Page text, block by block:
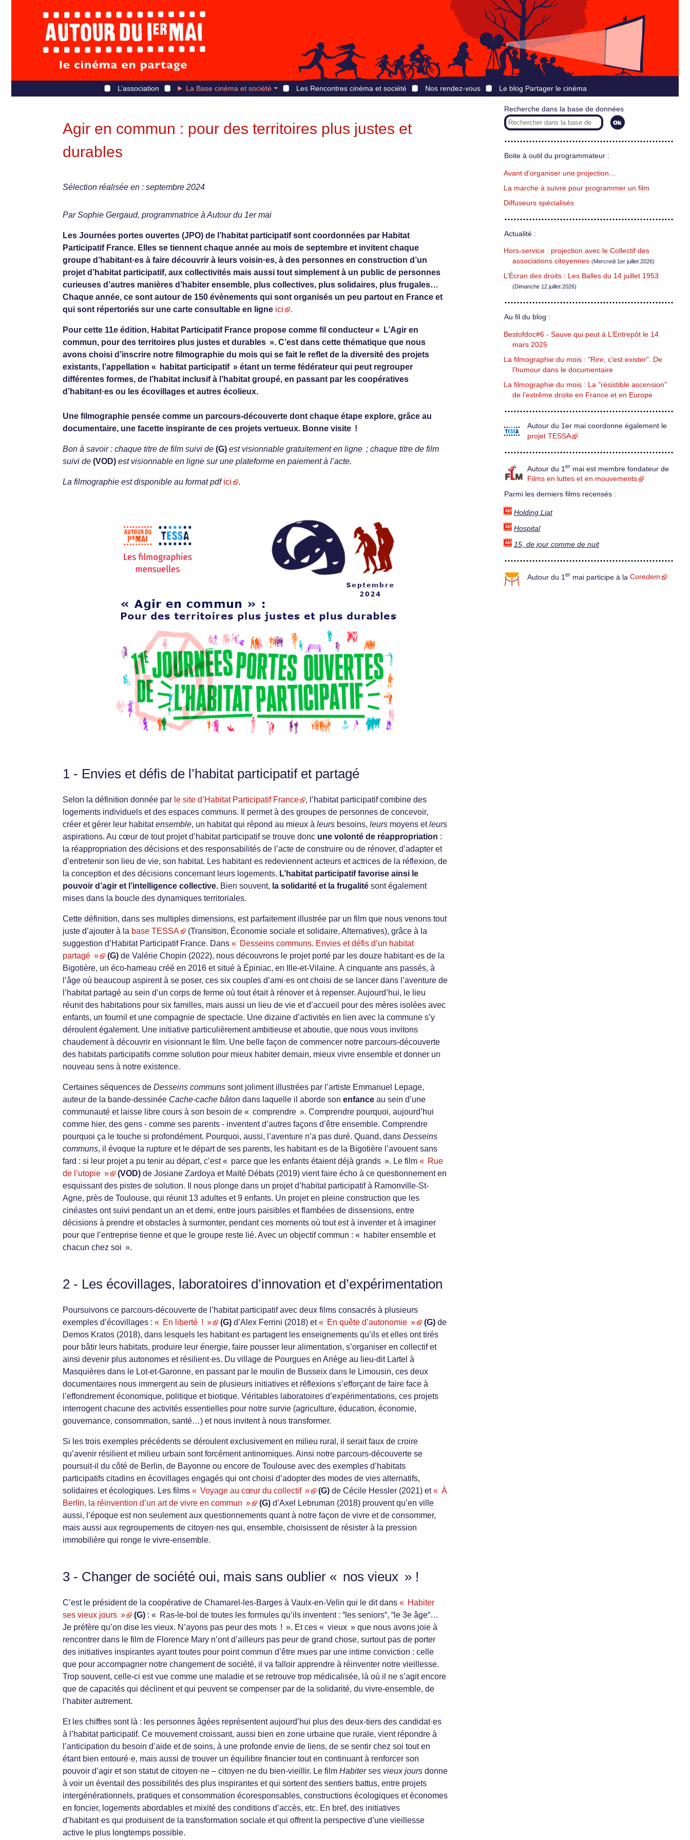
L’association La Base cinéma et société Les Rencontres cinéma et société Nos rendez-vous Le blog Partager le cinéma
Agir en commun : pour des territoires plus justes et
durables
Sélection réalisée en : septembre 2024
Par Sophie Gergaud, programmatrice à Autour du 1er mai
Les Journées portes ouvertes (JPO) de l’habitat participatif sont coordonnées par Habitat
Participatif France. Elles se tiennent chaque année au mois de septembre et invitent chaque
groupe d’habitant·es à faire découvrir à leurs voisin·es, à des personnes en construction d’un
projet d’habitat participatif, aux collectivités mais aussi tout simplement à un public de personnes
curieuses d’autres manières d’habiter ensemble, plus collectives, plus solidaires, plus frugales…
Chaque année, ce sont autour de 150 évènements qui sont organisés un peu partout en France et
qui sont répertoriés sur une carte consultable en ligne ici .
Pour cette 11e édition, Habitat Participatif France propose comme fil conducteur « L’Agir en
commun, pour des territoires plus justes et durables ». C’est dans cette thématique que nous
avons choisi d’inscrire notre filmographie du mois qui se fait le reflet de la diversité des projets
existants, l’appellation « habitat participatif » étant un terme fédérateur qui peut regrouper
différentes formes, de l’habitat inclusif à l’habitat groupé, en passant par les coopératives
d’habitant·es ou les écovillages et autres écolieux.
Une filmographie pensée comme un parcours-découverte dont chaque étape explore, grâce au
documentaire, une facette inspirante de ces projets vertueux. Bonne visite !
Bon à savoir : chaque titre de film suivi de (G) est visionnable gratuitement en ligne ; chaque titre de film
suivi de (VOD) est visionnable en ligne sur une plateforme en paiement à l’acte.
La filmographie est disponible au format pdf ici .
1 - Envies et défis de l’habitat participatif et partagé
Selon la définition donnée par le site d’Habitat Participatif France
, l’habitat participatif combine des
logements individuels et des espaces communs. Il permet à des groupes de personnes de concevoir,
créer et gérer leur habitatensemble, un habitat qui répond au mieux à leurs besoins, leurs moyens etleurs
aspirations. Au cœur de tout projet d’habitat participatif se trouve donc une volonté de réappropriation :
la réappropriation des décisions et des responsabilités de l’acte de construire ou de rénover, d’adapter et
d’entretenir son lieu de vie, son habitat. Les habitant·es redeviennent acteurs et actrices de la réflexion, de
la conception et des décisions concernant leurs logements. L’habitat participatif favorise ainsi le
pouvoir d’agir et l’intelligence collective. Bien souvent, la solidarité et la frugalité sont également
mises dans la boucle des dynamiques territoriales.
Cette définition, dans ses multiples dimensions, est parfaitement illustrée par un film que nous venons tout
juste d’ajouter à la base TESSA
(Transition, Économie sociale et solidaire, Alternatives), grâce à la
suggestion d’Habitat Participatif France. Dans « Desseins communs. Envies et défis d’un habitat
partagé »
(G) de Valérie Chopin (2022), nous découvrons le projet porté par les douze habitant·es de la
Bigotière, un éco-hameau créé en 2016 et situé à Épiniac, en Ille-et-Vilaine. À cinquante ans passés, à
l’âge où beaucoup aspirent à se poser, ces six couples d’ami·es ont choisi de se lancer dans l’aventure de
l’habitat partagé au sein d’un corps de ferme où tout était à rénover et à repenser. Aujourd’hui, le lieu
réunit des habitations pour six familles, mais aussi un lieu de vie et d’accueil pour des mères isolées avec
enfants, un fournil et une compagnie de spectacle. Une dizaine d’activités en lien avec la commune s’y
déroulent également. Une initiative particulièrement ambitieuse et aboutie, que nous vous invitons
chaudement à découvrir en visionnant le film. Une belle façon de commencer notre parcours-découverte
des habitats participatifs comme solution pour mieux habiter demain, mieux vivre ensemble et donner un
nouveau sens à notre existence.
Certaines séquences de Desseins communs sont joliment illustrées par l’artiste Emmanuel Lepage,
auteur de la bande-dessinée Cache-cache bâton dans laquelle il aborde son enfance au sein d’une
communauté et laisse libre cours à son besoin de « comprendre ». Comprendre pourquoi, aujourd’hui
comme hier, des gens - comme ses parents - inventent d’autres façons d’être ensemble. Comprendre
pourquoi ça le touche si profondément. Pourquoi, aussi, l’aventure n’a pas duré. Quand, dans Desseins
communs, il évoque la rupture et le départ de ses parents, les habitant·es de la Bigotière l’avouent sans
fard : si leur projet a pu tenir au départ, c’est « parce que les enfants étaient déjà grands ». Le film « Rue
de l’utopie »
(VOD) de Josiane Zardoya et Maïté Débats (2019) vient faire écho à ce questionnement en
esquissant des pistes de solution. Il nous plonge dans un projet d’habitat participatif à Ramonville-St-
Agne, près de Toulouse, qui réunit 13 adultes et 9 enfants. Un projet en pleine construction que les
cinéastes ont suivi pendant un an et demi, entre jours paisibles et flambées de dissensions, entre
décisions à prendre et obstacles à surmonter, pendant ces moments où tout est à inventer et à imaginer
pour que l’entreprise tienne et que le groupe reste lié. Avec un objectif commun : « habiter ensemble et
chacun chez soi ».
2 - Les écovillages, laboratoires d’innovation et d’expérimentation
Poursuivons ce parcours-découverte de l’habitat participatif avec deux films consacrés à plusieurs
exemples d’écovillages : « En liberté ! » (G) d’Alex Ferrini (2018) et« En quête d’autonomie » (G) de
Demos Kratos (2018), dans lesquels les habitant·es partagent les enseignements qu’ils et elles ont tirés
pour bâtir leurs habitats, produire leur énergie, faire pousser leur alimentation, s’organiser en collectif et
ainsi devenir plus autonomes et résilient·es. Du village de Pourgues en Ariège au lieu-dit Lartel à
Masquières dans le Lot-et-Garonne, en passant par le moulin de Busseix dans le Limousin, ces deux
documentaires nous immergent au sein de plusieurs initiatives et réflexions s’efforçant de faire face à
l’effondrement économique, politique et biotique. Véritables laboratoires d’expérimentations, ces projets
interrogent chacune des activités essentielles pour notre survie (agriculture, éducation, économie,
gouvernance, consommation, santé…) et nous invitent à nous transformer.
Si les trois exemples précédents se déroulent exclusivement en milieu rural, il serait faux de croire
qu’avenir résilient et milieu urbain sont forcément antinomiques. Ainsi notre parcours-découverte se
poursuit-il du côté de Berlin, de Bayonne ou encore de Toulouse avec des exemples d’habitats
participatifs citadins en écovillages engagés qui ont choisi d’adopter des modes de vies alternatifs,
solidaires et écologiques. Les films « Voyage au cœur du collectif » (G) de Cécile Hessler (2021) et« À
Berlin, la réinvention d’un art de vivre en commun »
(G) d’Axel Lebruman (2018) prouvent qu’en ville
aussi, l’époque est non seulement aux questionnements quant à notre façon de vivre et de consommer,
mais aussi aux regroupements de citoyen·nes qui, ensemble, choisissent de résister à la pression
immobilière qui ronge le vivre-ensemble.
3 - Changer de société oui, mais sans oublier « nos vieux » !
C’est le président de la coopérative de Chamarel-les-Barges à Vaulx-en-Velin qui le dit dans « Habiter
ses vieux jours »
(G) : « Ras-le-bol de toutes les formules qu’ils inventent : “les seniors“, “le 3e âge“…
Je préfère qu’on dise les vieux. N’ayons pas peur des mots ! ». Et ces « vieux » que nous avons joie à
rencontrer dans le film de Florence Mary n’ont d’ailleurs pas peur de grand chose, surtout pas de porter
des initiatives inspirantes ayant toutes pour point commun d’être mues par une intime conviction : celle
que pour accompagner notre changement de société, il va falloir apprendre à réinventer notre vieillesse.
Trop souvent, celle-ci est vue comme une maladie et se retrouve trop médicalisée, là où il ne s’agit encore
que de capacités qui déclinent et qui peuvent se compenser par de la solidarité, du vivre-ensemble, de
l’habiter autrement.
Et les chiffres sont là : les personnes âgées représentent aujourd’hui plus des deux-tiers des candidat·es
à l’habitat participatif. Ce mouvement croissant, aussi bien en zone urbaine que rurale, vient répondre à
l’anticipation du besoin d’aide et de soins, à une profonde envie de liens, de se sentir chez soi tout en
étant bien entouré·e, mais aussi de trouver un équilibre financier tout en continuant à renforcer son
pouvoir d’agir et son statut de citoyen·ne – citoyen·ne du bien-vieillir. Le film Habiter ses vieux jours donne
à voir un éventail des possibilités des plus inspirantes et qui sortent des sentiers battus, entre projets
intergénérationnels, pratiques et consommation écoresponsables, constructions écologiques et économes
en foncier, logements abordables et mixité des conditions d’accès, etc. En bref, des initiatives
d’habitant·es qui produisent de la transformation sociale et qui offrent la perspective d’une vieillesse
active le plus longtemps possible.
Recherche dans la base de données
Boite à outil du programmateur :
Avant d’organiser une projection…
La marche à suivre pour programmer un film
Diffuseurs spécialisés
Actualité :
Hors-service : projection avec le Collectif des
associations citoyennes (Mercredi 1er juillet 2026)
L’Écran des droits : Les Balles du 14 juillet 1953
(Dimanche 12 juillet 2026)
Au fil du blog :
Bestofdoc#6 - Sauve qui peut à L’Entrepôt le 14
mars 2025
La filmographie du mois : "Rire, c’est exister". De
l’humour dans le documentaire
La filmographie du mois : La "résistible ascension"
de l’extrême droite en France et en Europe
Autour du 1er mai coordonne également le
projet TESSA
Autour du 1 er mai est membre fondateur de
Films en luttes et en mouvements
Parmi les derniers films recensés :
Holding Liat
Hospital
15, de jour comme de nuit
Autour du 1 er mai participe à la Coredem